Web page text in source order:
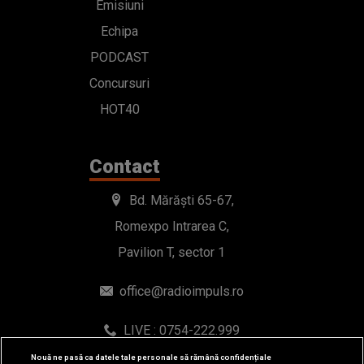
Emisiuni
Echipa
PODCAST
Concursuri
HOT40
Contact
Bd. Mărăști 65-67,
Romexpo Intrarea C,
Pavilion T, sector 1
office@radioimpuls.ro
LIVE : 0754-222.999
WhatsApp: 0754-222.999
Nouă ne pasă ca datele tale personale să rămână confidențiale